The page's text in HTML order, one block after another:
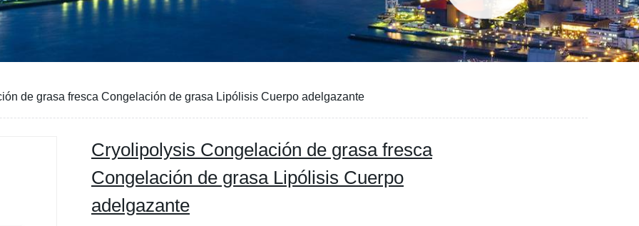
de grasa fresca Congelación de grasa Lipólisis Cuerpo adelgazante
Cryolipolysis Congelación de grasa fresca
Congelación de grasa Lipólisis Cuerpo
adelgazante